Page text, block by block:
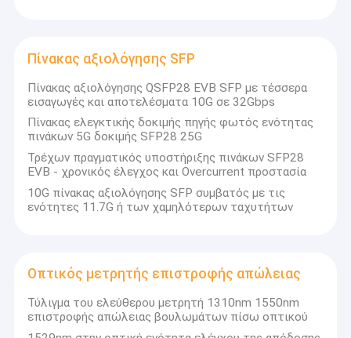
Προϊόντα
Περίπου εμείς
Πίνακας αξιολόγησης SFP
Πίνακας αξιολόγησης QSFP28 EVB SFP με τέσσερα
εισαγωγές και αποτελέσματα 10G σε 32Gbps
Πίνακας ελεγκτικής δοκιμής πηγής φωτός ενότητας
πινάκων 5G δοκιμής SFP28 25G
Τρέχων πραγματικός υποστήριξης πινάκων SFP28
EVB - χρονικός έλεγχος και Overcurrent προστασία
10G πίνακας αξιολόγησης SFP συμβατός με τις
ενότητες 11.7G ή των χαμηλότερων ταχυτήτων
Οπτικός μετρητής επιστροφής απώλειας
Τύλιγμα του ελεύθερου μετρητή 1310nm 1550nm
επιστροφής απώλειας βουλωμάτων πίσω οπτικού
«Να κάνουμε αντικατάσταση εισαγωγών, να δημιουργήσουμε
εθνική επωνυμία» είναι το ταξίδι στο οποίο η Uc Instruments έχει
θάρρος να αναρριχηθεί και στόχος της συνεχούς προόδου.
Η Guangzhou UC Instruments., Co. Ltd. ιδρύθηκε τον Μάρτιο